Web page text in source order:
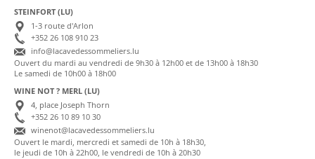
STEINFORT (LU)
1-3 route d'Arlon
+352 26 108 910 23
info@lacavedessommeliers.lu
Ouvert du mardi au vendredi de 9h30 à 12h00 et de 13h00 à 18h30
Le samedi de 10h00 à 18h00
WINE NOT ? MERL (LU)
4, place Joseph Thorn
+352 26 10 89 10 30
winenot@lacavedessommeliers.lu
Ouvert le mardi, mercredi et samedi de 10h à 18h30,
le jeudi de 10h à 22h00, le vendredi de 10h à 20h30